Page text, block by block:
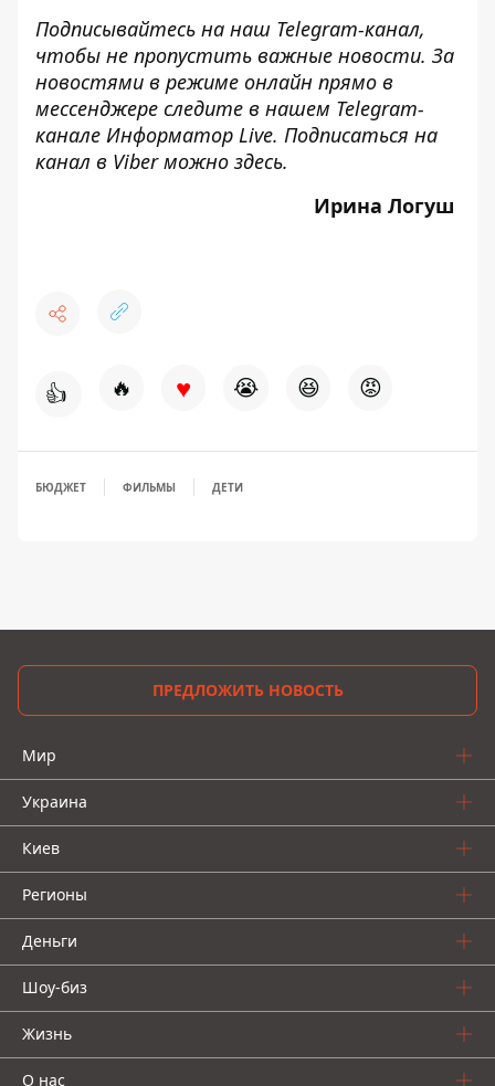
Подписывайтесь на наш Telegram-канал,
чтобы не пропустить важные новости. За
новостями в режиме онлайн прямо в
мессенджере следите в нашем Telegram-
канале Информатор Live. Подписаться на
канал в Viber можно здесь.
Ирина Логуш
👍 🔥 ♥ 😭 😆 😡
БЮДЖЕТ ФИЛЬМЫ ДЕТИ
ПРЕДЛОЖИТЬ НОВОСТЬ
Мир
Украина
Киев
Регионы
Деньги
Шоу-биз
Жизнь
О нас